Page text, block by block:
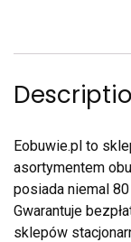
Eobuwie.pl to
asortymentem
posiada niemal
Gwarantuje
sklepów